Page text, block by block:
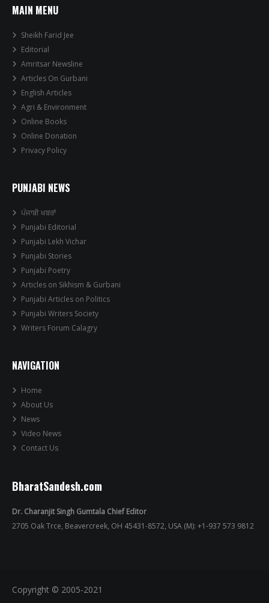
MAIN MENU
Sheikh Farid Jee
Editorial
Amritsar Newsline
Articles On Gurbani
English Articles
Agri & Environment
Online Books
Online Donation
Privacy Policy
PUNJABI NEWS
ਪੰਜਾਬੀ ਖਬਰਾਂ
Punjabi Editorial
Punjabi Lekh Vichar
Punjabi Stories
Punjabi Poetry
Articles on Sikhism & Gurbani
Punjabi Articles on Politics
Punjabi Writers Society
Writers Forum Calagry
NAVIGATION
Home
About Us
News
Video News
Contact Us
BharatSandesh.com
Dr. Charanjit Singh Gumtala Chief Editor
2705 Oak Trce, Beavercreek, OH 45431-8572, USA (M): +1-937 573 9812
Copyright © 2005-2021